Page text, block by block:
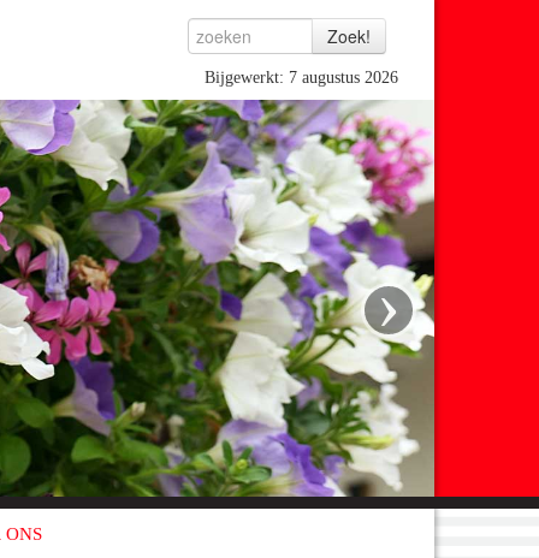
Bijgewerkt: 7 augustus 2026
›
ONS